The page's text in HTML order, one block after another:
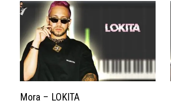
Mora – LOKITA